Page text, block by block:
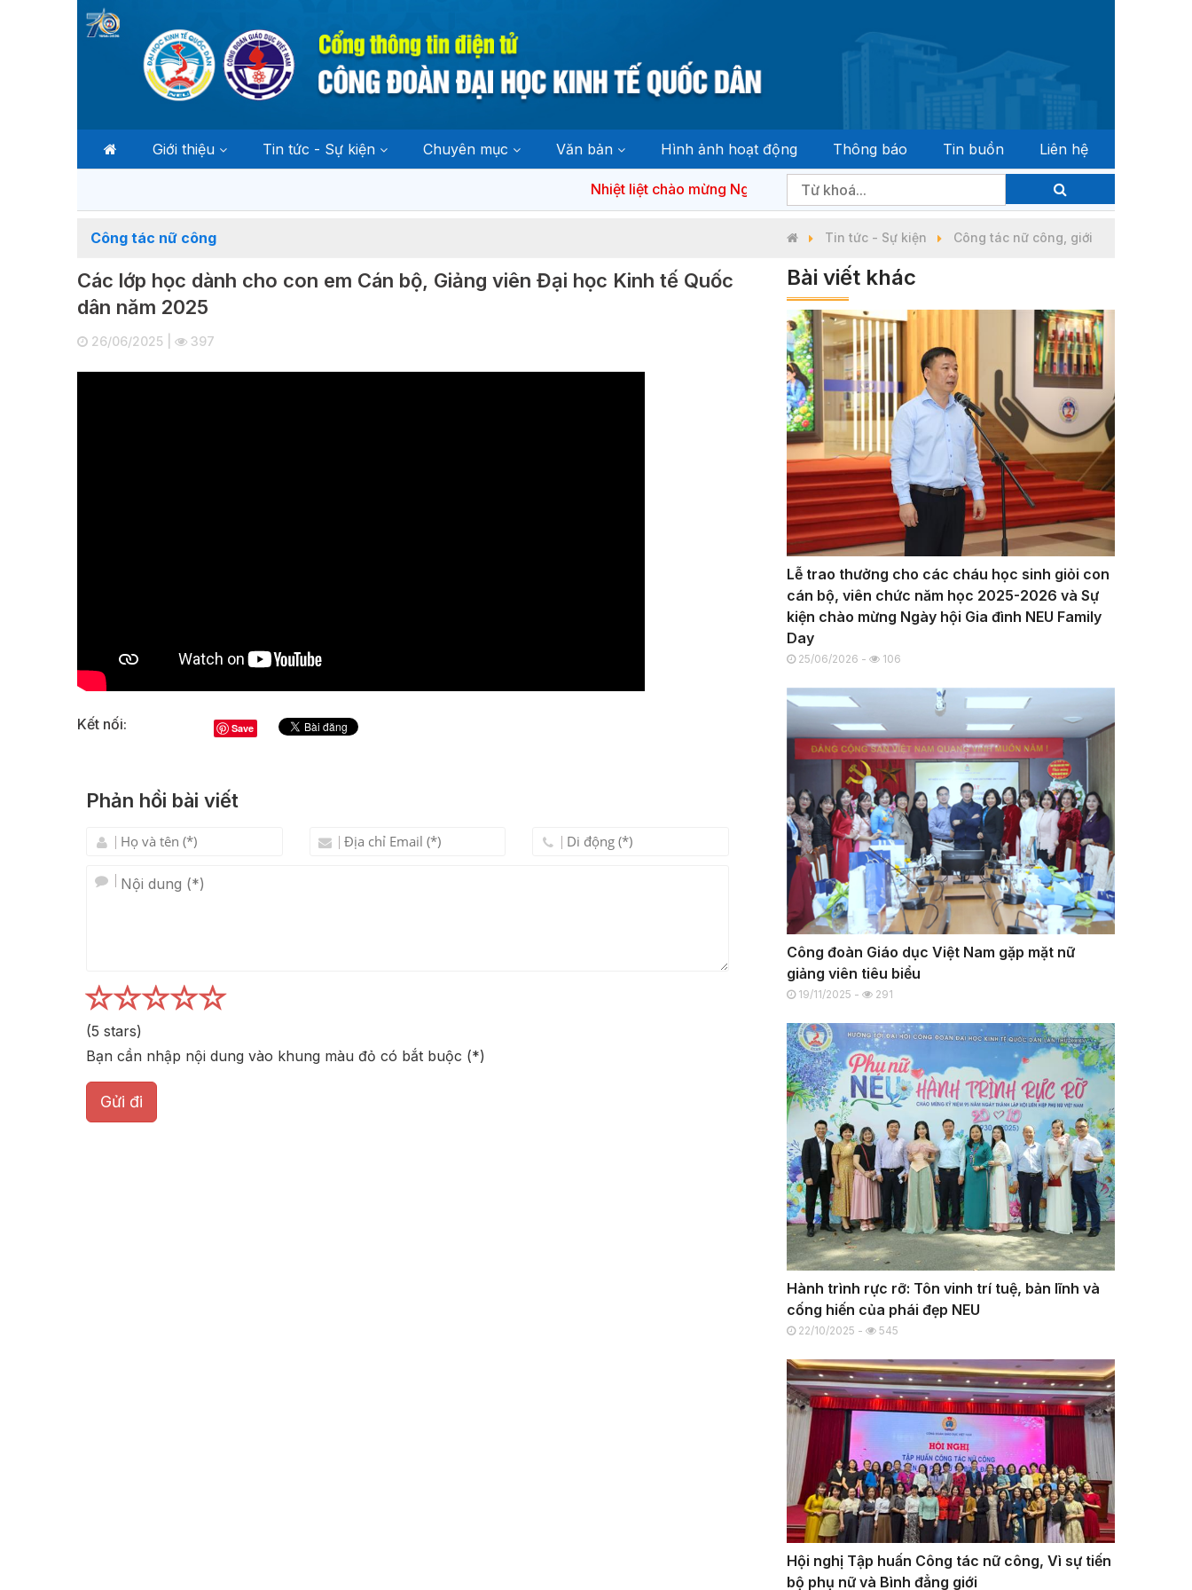
Giới thiệu Tin tức - Sự kiện Chuyên mục Văn bản Hình ảnh hoạt động Thông báo Tin buồn Liên hệ
Nhiệt liệt chào mừng Ngày bầu cử đại biểu Quốc hội khóa XVI và đại biểu Hội đồng nhân dân
Công tác nữ công Tin tức - Sự kiện Công tác nữ công, giới
Các lớp học dành cho con em Cán bộ, Giảng viên Đại học Kinh tế Quốc
dân năm 2025
26/06/2025 | 397
Kết nối: Save
Phản hồi bài viết
(5 stars)
Bạn cần nhập nội dung vào khung màu đỏ có bắt buộc (*)
Gửi đi
Bài viết khác
Lễ trao thưởng cho các cháu học sinh giỏi con
cán bộ, viên chức năm học 2025-2026 và Sự
kiện chào mừng Ngày hội Gia đình NEU Family
Day
25/06/2026 - 106
Công đoàn Giáo dục Việt Nam gặp mặt nữ
giảng viên tiêu biểu
19/11/2025 - 291
Hành trình rực rỡ: Tôn vinh trí tuệ, bản lĩnh và
cống hiến của phái đẹp NEU
22/10/2025 - 545
Hội nghị Tập huấn Công tác nữ công, Vì sự tiến
bộ phụ nữ và Bình đẳng giới